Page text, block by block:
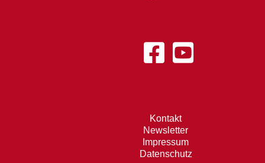
Kontakt
Newsletter
Impressum
Datenschutz